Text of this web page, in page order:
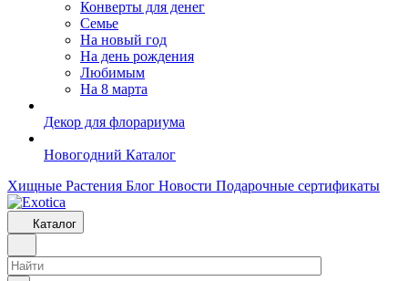
Конверты для денег
Семье
На новый год
На день рождения
Любимым
На 8 марта
Декор для флорариума
Новогодний Каталог
Хищные Растения Блог Новости Подарочные сертификаты
Каталог